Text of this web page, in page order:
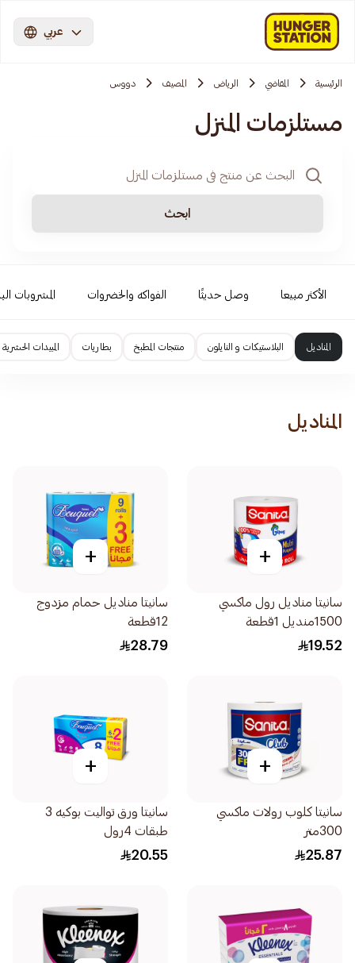
عربي
الرئيسية المقاضي الرياض المصيف دووس
مستلزمات المنزل
ابحث
الأكثر مبيعا وصل حديثًا الفواكه والخضروات المشروبات
المناديل البلاستيكات و النايلون منتجات المطبخ بطاريات المبيدات الحشرية
المناديل
+
سانيتا مناديل رول ماكسي
1500منديل 1قطعة
19.52
+
سانيتا مناديل حمام مزدوج
12قطعة
28.79
+
سانيتا كلوب رولات ماكسي
300متر
25.87
+
سانيتا ورق تواليت بوكيه 3
طبقات 4رول
20.55